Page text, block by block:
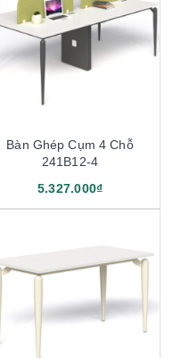
Bàn Ghép Cụm 4 Chỗ
241B12-4
5.327.000₫